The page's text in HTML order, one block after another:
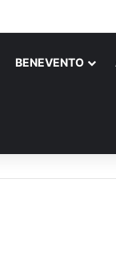
BENEVENTO